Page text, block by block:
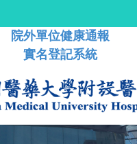
院外單位健康通報
實名登記系統